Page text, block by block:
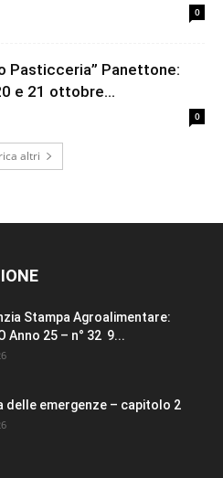
0
Pasticceria” Panettone:
e 21 ottobre...
0
altri
Stampa Agroalimentare:
Anno 25 – n° 32 9...
delle emergenze – capitolo 2